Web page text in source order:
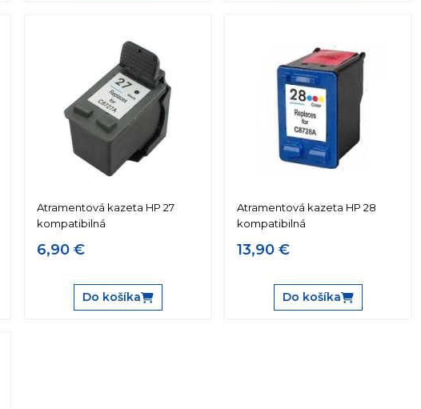
Atramentová kazeta HP 27
kompatibilná
6,90 €
Do košíka
Atramentová kazeta HP 28
kompatibilná
13,90 €
Do košíka